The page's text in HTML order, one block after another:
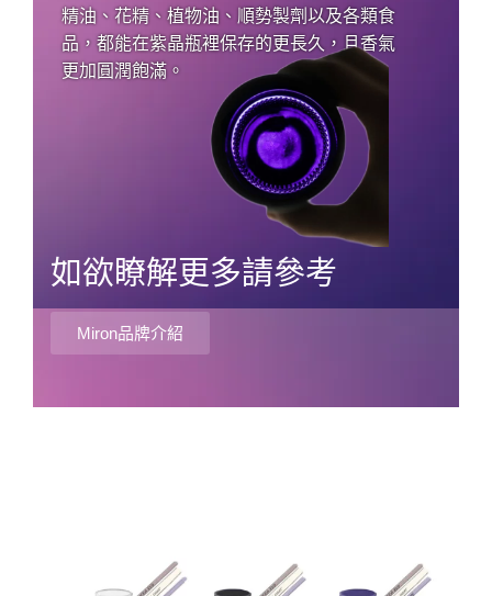
精油、花精、植物油、順勢製劑以及各類食
品，都能在紫晶瓶裡保存的更長久，且香氣
更加圓潤飽滿。
如欲瞭解更多請參考
Miron品牌介紹